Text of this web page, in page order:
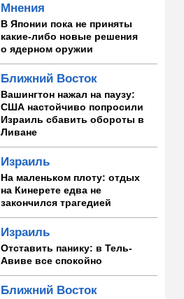
Мнения
В Японии пока не приняты
какие-либо новые решения
о ядерном оружии
Ближний Восток
Вашингтон нажал на паузу:
США настойчиво попросили
Израиль сбавить обороты в
Ливане
Израиль
На маленьком плоту: отдых
на Кинерете едва не
закончился трагедией
Израиль
Отставить панику: в Тель-
Авиве все спокойно
Ближний Восток